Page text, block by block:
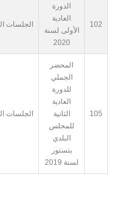
102
الدورة
العادية
الأولى لسنة
2020
الجلسات
105
المحضر
الجملي
للدورة
العادية
الثانية
للمجلس
البلدي
بتستور
لسنة 2019
الجلسات